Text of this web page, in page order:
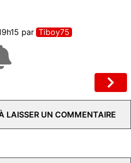
par Tiboy75
LAISSER UN COMMENTAIRE